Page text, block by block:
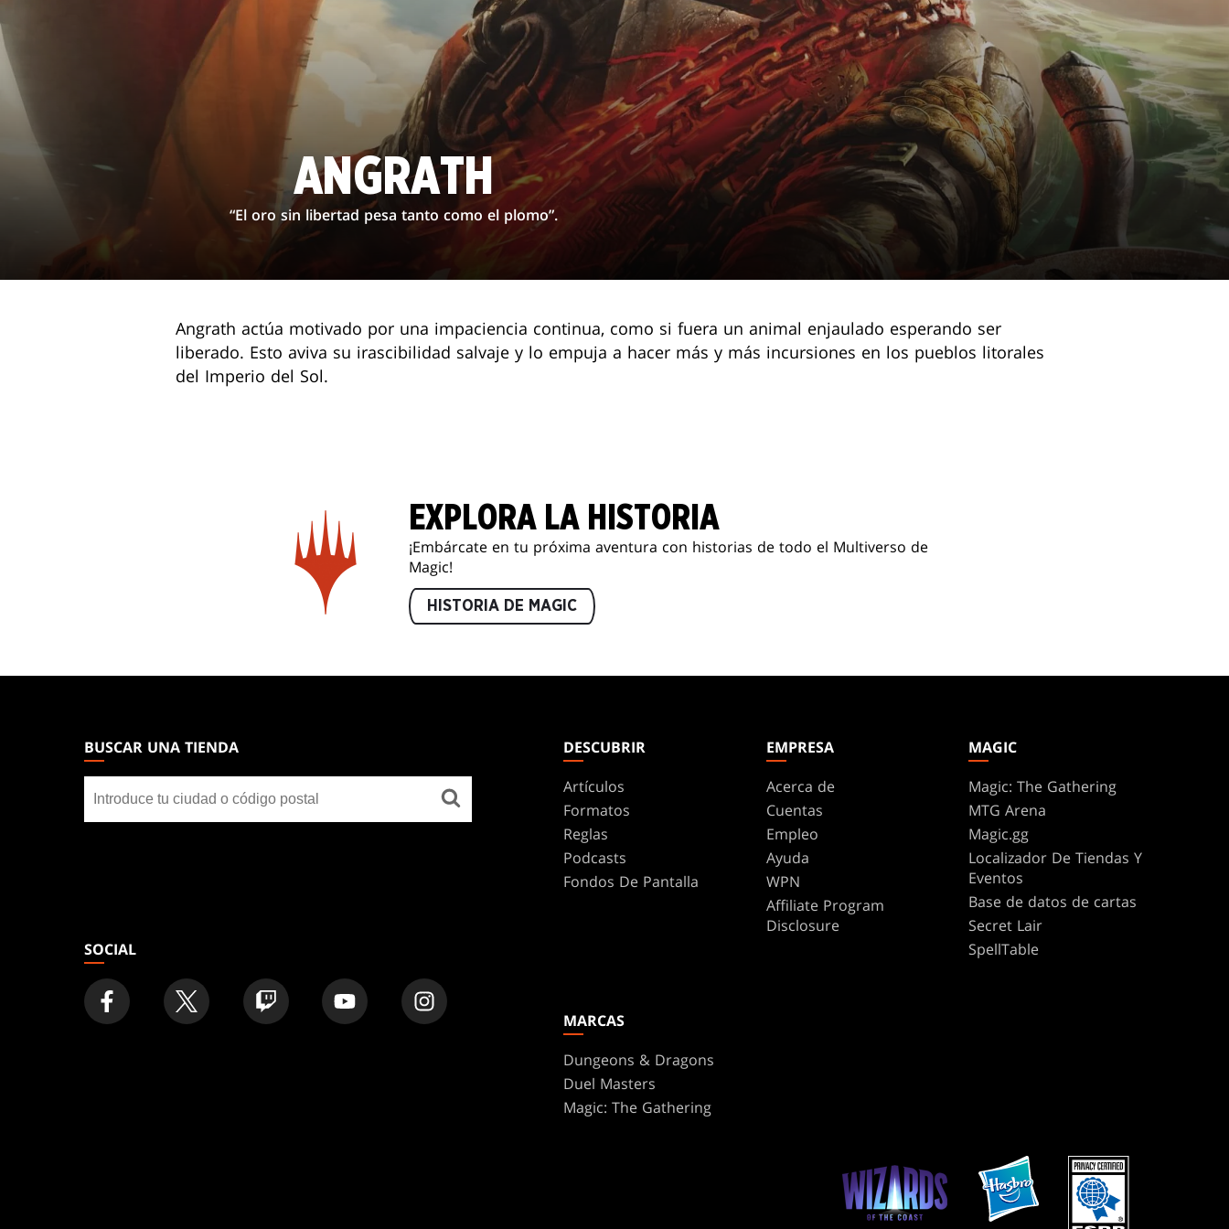
ANGRATH
“El oro sin libertad pesa tanto como el plomo”.
Angrath actúa motivado por una impaciencia continua, como si fuera un animal enjaulado esperando ser
liberado. Esto aviva su irascibilidad salvaje y lo empuja a hacer más y más incursiones en los pueblos litorales
del Imperio del Sol.
EXPLORA LA HISTORIA
¡Embárcate en tu próxima aventura con historias de todo el Multiverso de
Magic!
HISTORIA DE MAGIC
GATHERINGBUSCAR UNA TIENDA
una
tienda
SOCIAL
DESCUBRIR
Artículos
Formatos
Reglas
Podcasts
Fondos De Pantalla
EMPRESA
Acerca de
Cuentas
Empleo
Ayuda
WPN
Affiliate Program
Disclosure
MAGIC
Magic: The Gathering
MTG Arena
Magic.gg
Localizador De Tiendas Y
Eventos
Base de datos de cartas
Secret Lair
SpellTable
MARCAS
Dungeons & Dragons
Duel Masters
Magic: The Gathering